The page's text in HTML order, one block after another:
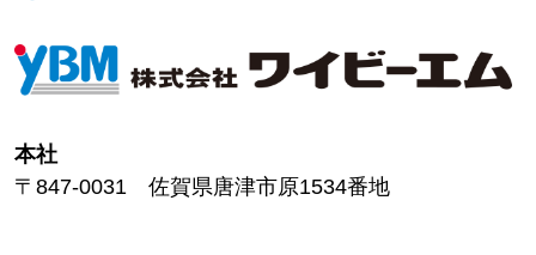
本社
〒847-0031 佐賀県唐津市原1534番地